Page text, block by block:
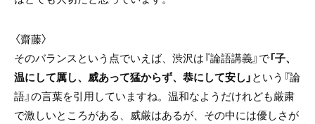
〈齋藤〉
そのバランスという点でいえば、渋沢は『論語講義』で「子、
温にして厲し、威あって猛からず、恭にして安し」という『論
語』の言葉を引用していますね。温和なようだけれども厳粛
で激しいところがある、威厳はあるが、その中には優しさが